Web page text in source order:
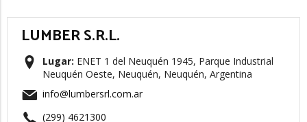
LUMBER S.R.L.
Lugar: ENET 1 del Neuquén 1945, Parque Industrial
Neuquén Oeste, Neuquén, Neuquén, Argentina
info@lumbersrl.com.ar
(299) 4621300